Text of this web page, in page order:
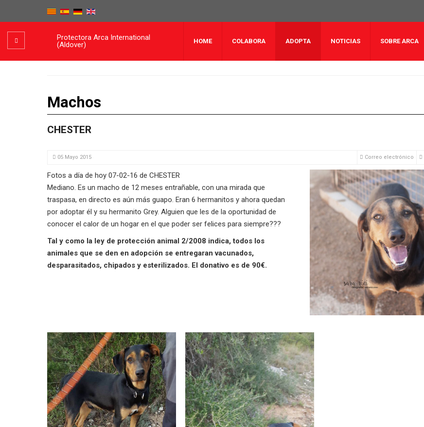
Protectora Arca International
(Aldover)
HOME COLABORA ADOPTA NOTICIAS SOBRE ARCA
Machos
CHESTER
05 Mayo 2015 Correo electrónico
Fotos a día de hoy 07-02-16 de CHESTER
Mediano. Es un macho de 12 meses entrañable, con una mirada que
traspasa, en directo es aún más guapo. Eran 6 hermanitos y ahora quedan
por adoptar él y su hermanito Grey. Alguien que les de la oportunidad de
conocer el calor de un hogar en el que poder ser felices para siempre???
Tal y como la ley de protección animal 2/2008 indica, todos los
animales que se den en adopción se entregaran vacunados,
desparasitados, chipados y esterilizados. El donativo es de 90€.